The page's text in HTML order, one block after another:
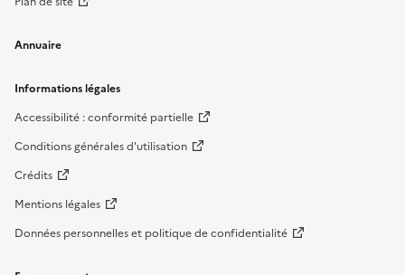
Annuaire
Informations légales
Accessibilité : conformité partielle
Conditions générales d'utilisation
Crédits
Mentions légales
Données personnelles et politique de confidentialité